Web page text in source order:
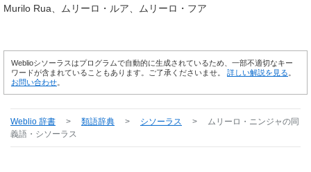
Murilo Rua
ムリーロ・ルア ムリーロ・フア
Weblioシソーラスはプログラムで自動的に生成されているため、一部不適切なキー
ワードが含まれていることもあります。ご了承くださいませ。 詳しい解説を見る
お問い合わせ
Weblio 辞書 > 類語辞典 > シソーラス > ムリーロ・ニンジャの同
義語・シソーラス